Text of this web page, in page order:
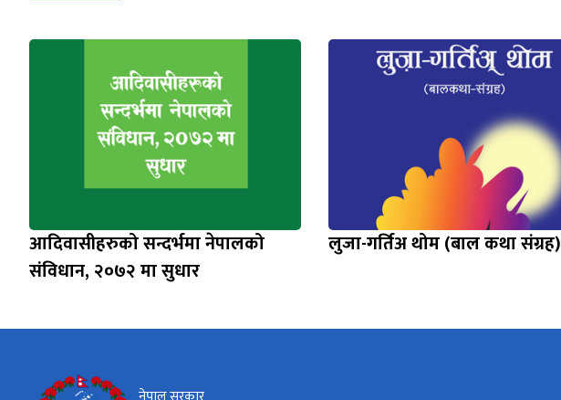
आदिवासीहरुको सन्दर्भमा नेपालको
संविधान, २०७२ मा सुधार
लुजा-गर्तिअ थोम (बाल कथा संग्रह)